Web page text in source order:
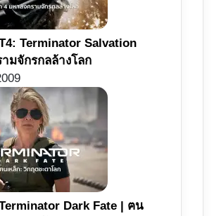
Terminator Salvation
มจักรกลล้างโลก
Dark Fate | ฅน